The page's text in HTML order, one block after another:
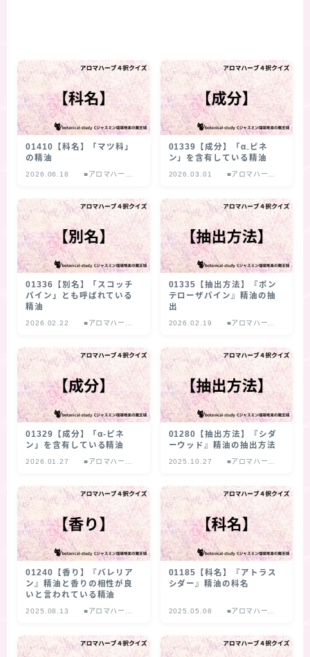
01410【科名】「マツ科」
の精油
2026.06.18
■アロマハーブ
01339【成分】「α₋ピネ
ン」を含有している精油
2026.03.01
■アロマハーブ
01336【別名】「スコッチ
パイン」とも呼ばれている
精油
2026.02.22
■アロマハーブ
01335【抽出方法】『ポン
テローザパイン』精油の抽
出
2026.02.19
■アロマハーブ
01329【成分】「α‐ピネ
ン」を含有している精油
2026.01.27
■アロマハーブ
01280【抽出方法】『シダ
ーウッド』精油の抽出方法
2025.10.27
■アロマハーブ
01240【香り】『バレリア
ン』精油と香りの相性が良
いと言われている精油
2025.08.13
■アロマハーブ
01185【科名】『アトラス
シダー』精油の科名
2025.05.08
■アロマハーブ